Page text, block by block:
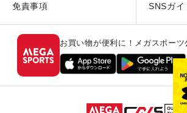
免責事項 SNSガイ
お買い物が便利に！メガスポーツ